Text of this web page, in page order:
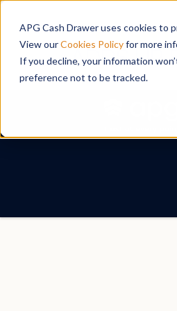
APG Cash Drawer uses cookies to
View ourCookies Policyfor more
If you decline, your information
preference not to be tracked.